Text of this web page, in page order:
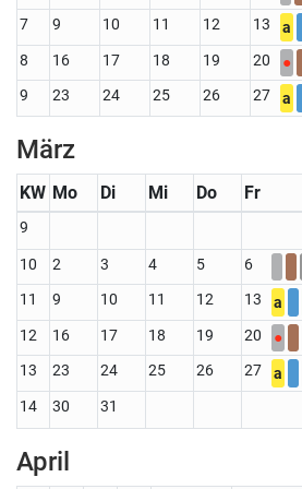
7 9 10 11 12 13 a
8 16 17 18 19 20 ●
9
23 24 25 26 27 a
März
KW Mo Di Mi Do Fr
9
10 2 3 4 5 6
11
9 10 11 12 13 a
12 16 17 18 19 20 ●
13
23 24 25 26 27 a
14 30 31
April